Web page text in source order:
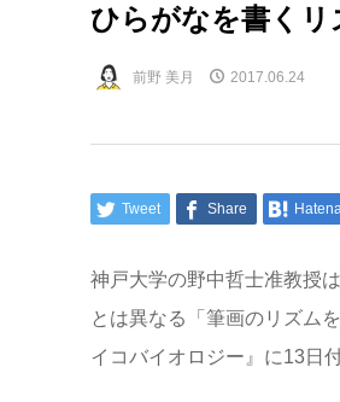
ひらがなを書くリ
前野 美月 2017.06.24
Tweet Share Hatena
神戸大学の野中哲士准教授
とは異なる「筆画のリズム
イコバイオロジー』に13日